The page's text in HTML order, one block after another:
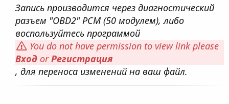
Запись производится через диагностический
разъем "OBD2" PCM (50 модулем), либо
воспользуйтесь программой
You do not have permission to view link please
Вход orРегистрация
, для переноса изменений на ваш файл.